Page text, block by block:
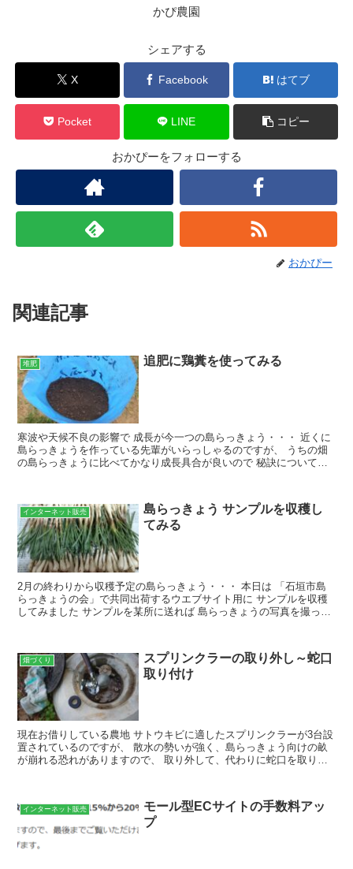
かぴ農園
シェアする
X Facebook はてブ
Pocket LINE コピー
おかぴーをフォローする
おかぴー
関連記事
堆肥 追肥に鶏糞を使ってみる
寒波や天候不良の影響で 成長が今一つの島らっきょう・・・ 近くに
島らっきょうを作っている先輩がいらっしゃるのですが、 うちの畑
の島らっきょうに比べてかなり成長具合が良いので 秘訣について教
インターネット販売
島らっきょう サンプルを収穫し
てみる
2月の終わりから収穫予定の島らっきょう・・・ 本日は 「石垣市島
らっきょうの会」で共同出荷するウエブサイト用に サンプルを収穫
してみました サンプルを某所に送れば 島らっきょうの写真を撮って
畑づくり
スプリンクラーの取り外し～蛇口
取り付け
現在お借りしている農地 サトウキビに適したスプリンクラーが3台設
置されているのですが、 散水の勢いが強く、島らっきょう向けの畝
が崩れる恐れがありますので、 取り外して、代わりに蛇口を取り付
インターネット販売
モール型ECサイトの手数料アッ
プ